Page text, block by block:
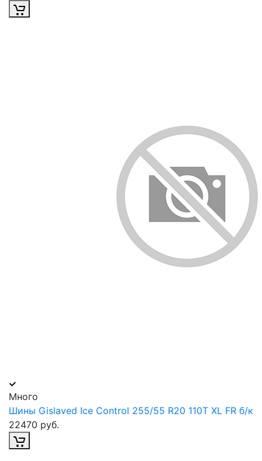
Много
Шины Gislaved Ice Control 255/55 R20 110T XL FR б/к
22470 руб.